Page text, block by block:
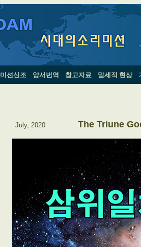
미션신조 양서번역 참고자료 말세적 현상
July, 2020 The Triune